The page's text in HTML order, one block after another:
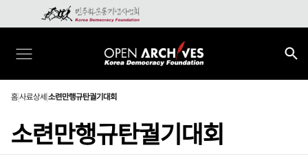
홈사료상세 소련만행규탄궐기대회
소련만행규탄궐기대회